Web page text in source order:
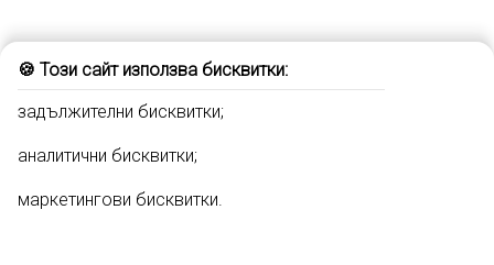
🍪 Този сайт използва бисквитки:
задължителни бисквитки;
аналитични бисквитки;
маркетингови бисквитки.
Записване на час
Гел лак
Ноктопластика
Маникюр и Педикюр
Професионален грим